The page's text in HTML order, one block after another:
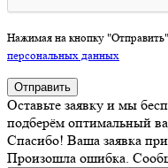
Нажимая на кнопку
персональных данных
Отправить
Оставьте заявку и мы
подберём оптимальный
Спасибо! Ваша заявка
Произошла ошибка.